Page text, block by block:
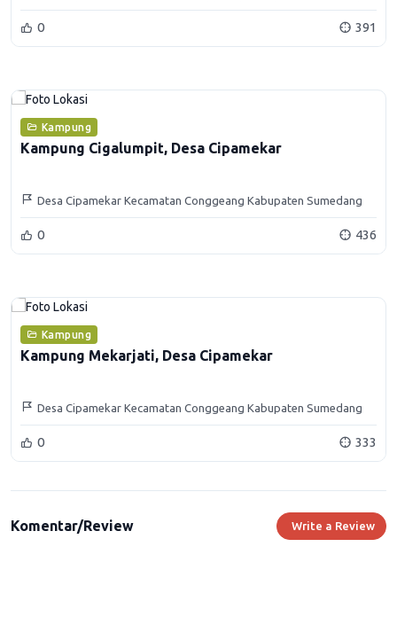
0 391
Kampung
Kampung Cigalumpit, Desa Cipamekar
Desa Cipamekar Kecamatan Conggeang Kabupaten Sumedang
0 436
Kampung
Kampung Mekarjati, Desa Cipamekar
Desa Cipamekar Kecamatan Conggeang Kabupaten Sumedang
0 333
Komentar/Review Write a Review